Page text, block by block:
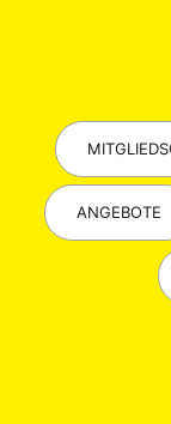
ANGEBOTE